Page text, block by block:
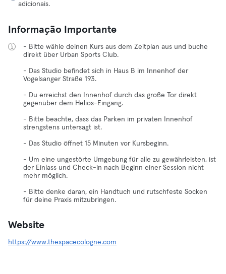
adicionais.
Informação Importante
- Bitte wähle deinen Kurs aus dem Zeitplan aus und buche
direkt über Urban Sports Club.
- Das Studio befindet sich in Haus B im Innenhof der
Vogelsanger Straße 193.
- Du erreichst den Innenhof durch das große Tor direkt
gegenüber dem Helios-Eingang.
- Bitte beachte, dass das Parken im privaten Innenhof
strengstens untersagt ist.
- Das Studio öffnet 15 Minuten vor Kursbeginn.
- Um eine ungestörte Umgebung für alle zu gewährleisten, ist
der Einlass und Check-in nach Beginn einer Session nicht
mehr möglich.
- Bitte denke daran, ein Handtuch und rutschfeste Socken
für deine Praxis mitzubringen.
Website
https://www.thespacecologne.com